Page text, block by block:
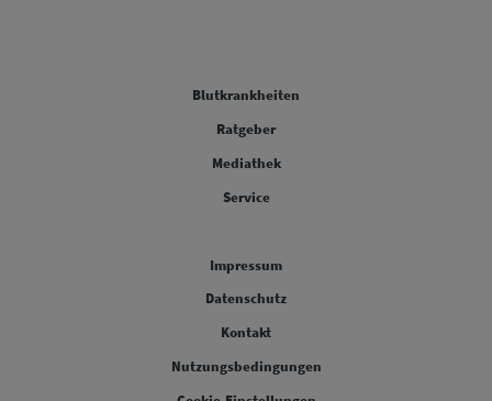
Blutkrankheiten
Ratgeber
Mediathek
Service
Impressum
Datenschutz
Kontakt
Nutzungsbedingungen